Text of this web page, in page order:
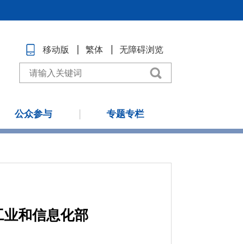
移动版 繁体 无障碍浏览
公众参与 专题专栏
和信息化部